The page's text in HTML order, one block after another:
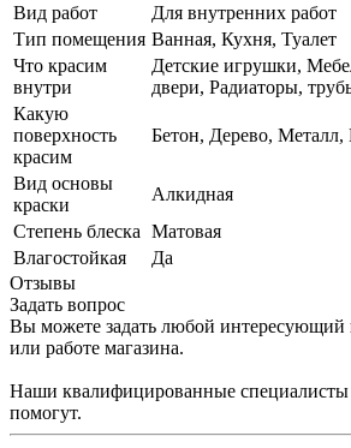
Вид работ
Для внутренних работ
Тип помещения Ванная, Кухня, Туалет
Что красим
внутри
Детские игрушки,
двери, Радиаторы,
Какую
поверхность
красим
Бетон, Дерево, Металл,
Вид основы
краски
Алкидная
Степень блеска Матовая
Влагостойкая
Да
Отзывы
Задать вопрос
Вы можете задать любой интересующий
или работе магазина.
Наши квалифицированные специалисты
помогут.